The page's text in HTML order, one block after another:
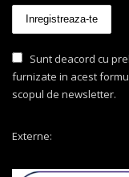
Sunt deacord cu
furnizate in acest
scopul de newsletter.
Externe: